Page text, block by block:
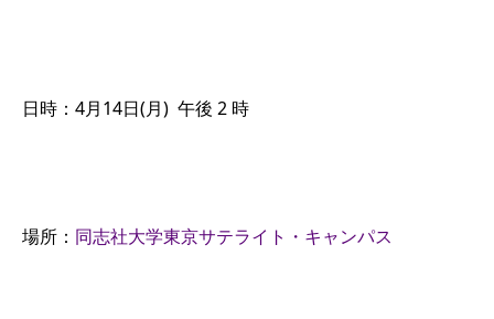
日時：4月14日(月) 午後 2 時
場所： 同志社大学東京サテライト・キャンパス